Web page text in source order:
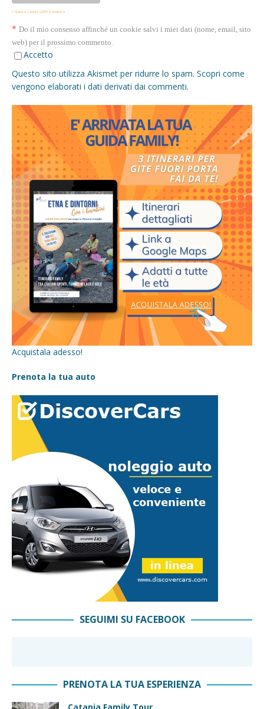
* Questa casella GDPR è richiesta
* Do il mio consenso affinché un cookie salvi i miei dati (nome, email, sito
web) per il prossimo commento.
Accetto
Questo sito utilizza Akismet per ridurre lo spam. Scopri come
vengono elaborati i dati derivati dai commenti.
Acquistala adesso!
Prenota la tua auto
SEGUIMI SU FACEBOOK
PRENOTA LA TUA ESPERIENZA